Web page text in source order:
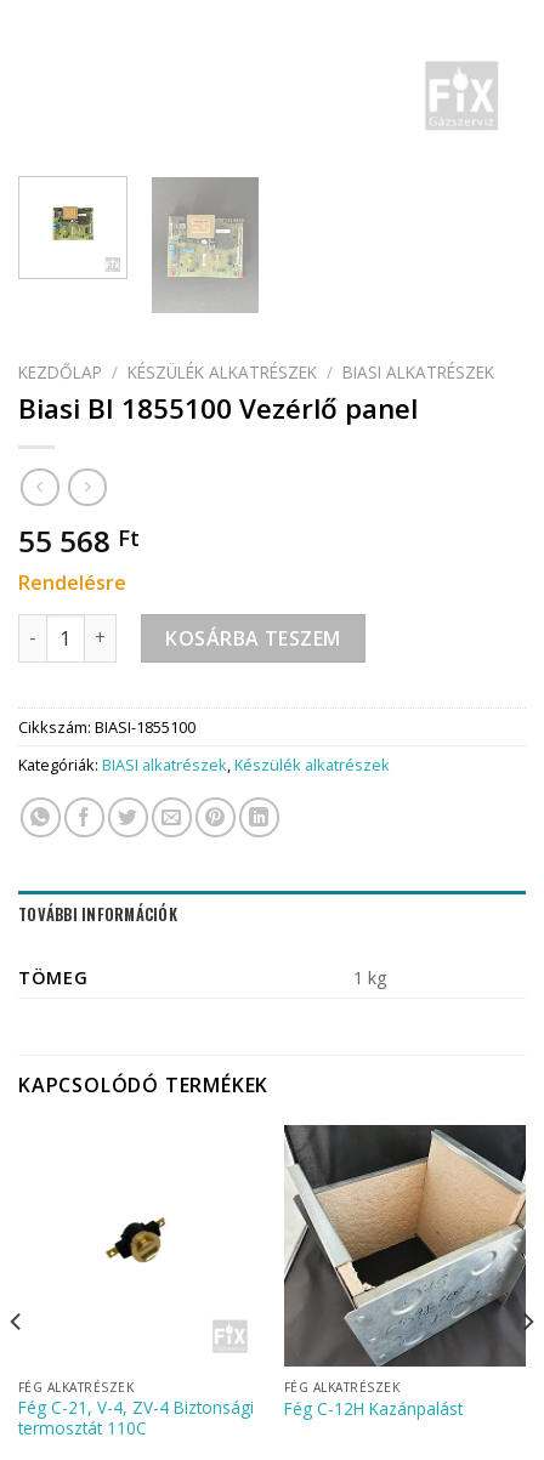
KEZDŐLAP / KÉSZÜLÉK ALKATRÉSZEK / BIASI ALKATRÉSZEK
Biasi BI 1855100 Vezérlő panel
55 568 Ft
Rendelésre
Biasi BI 1855100 Vezérlő panel mennyiség
KOSÁRBA TESZEM
Cikkszám: BIASI-1855100
Kategóriák: BIASI alkatrészek,Készülék alkatrészek
TOVÁBBI INFORMÁCIÓK
TÖMEG 1 kg
KAPCSOLÓDÓ TERMÉKEK
FÉG ALKATRÉSZEK
Fég C-21, V-4, ZV-4 Biztonsági
termosztát 110C
FÉG ALKATRÉSZEK
Fég C-12H Kazánpalást